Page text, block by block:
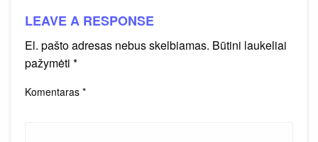
LEAVE A RESPONSE
El. pašto adresas nebus skelbiamas. Būtini laukeliai
pažymėti *
Komentaras *